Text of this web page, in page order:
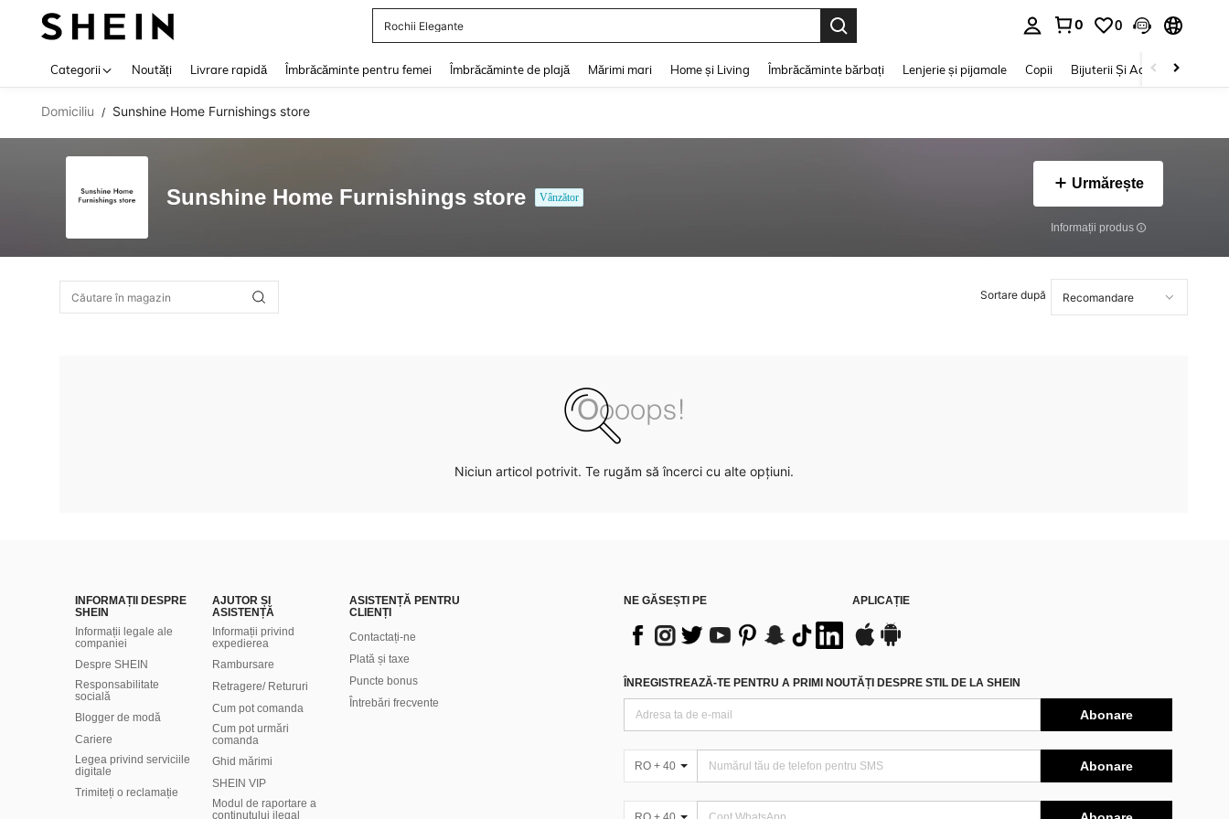
Rochii Elegante
0 0
Categorii Noutăți Livrare rapidă Îmbrăcăminte pentru femei Îmbrăcăminte de plajă Mărimi mari Home și Living Îmbrăcăminte bărbați Lenjerie și pijamale Copii Bijuterii Și Accesorii
Domiciliu / Sunshine Home Furnishings store
Sunshine Home Furnishings store Vânzător
Urmărește
Informații produs
Sortare după
Niciun articol potrivit. Te rugăm să încerci cu alte opțiuni.
INFORMAȚII DESPRE
SHEIN
Informații legale ale
companiei
Despre SHEIN
Responsabilitate
socială
Blogger de modă
Cariere
Legea privind serviciile
digitale
Trimiteți o reclamație
AJUTOR ȘI
ASISTENȚĂ
Informații privind
expedierea
Rambursare
Retragere/ Retururi
Cum pot comanda
Cum pot urmări
comanda
Ghid mărimi
SHEIN VIP
Modul de raportare a
conținutului ilegal
ASISTENȚĂ PENTRU
CLIENȚI
Contactați-ne
Plată și taxe
Puncte bonus
Întrebări frecvente
NE GĂSEȘTI PE APLICAȚIE
ÎNREGISTREAZĂ-TE PENTRU A PRIMI NOUTĂȚI DESPRE STIL DE LA SHEIN
Abonare
RO + 40 Abonare